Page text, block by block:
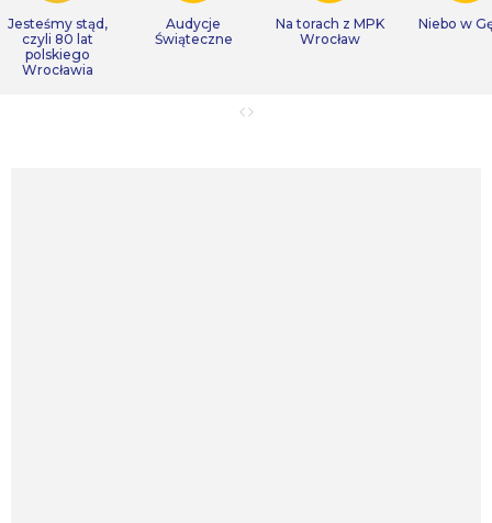
Jesteśmy stąd,
czyli 80 lat
polskiego
Wrocławia
Audycje
Świąteczne
Na torach z MPK
Wrocław
Niebo w